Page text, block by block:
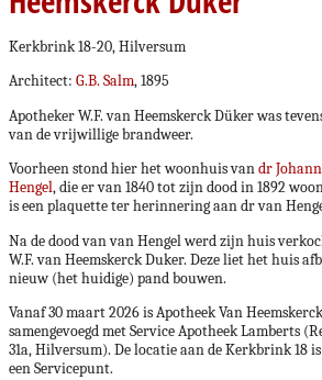
Kerkbrink 18-20, Hilversum
Architect: G.B. Salm, 1895
Apotheker W.F. van Heemskerck Düker was
van de vrijwillige brandweer.
Voorheen stond hier het woonhuis vandr
Hengel, die er van 1840 tot zijn dood in 1892
is een plaquette ter herinnering aan dr van
Na de dood van van Hengel werd zijn huis
W.F. van Heemskerck Duker. Deze liet het huis
nieuw (het huidige) pand bouwen.
Vanaf 30 maart 2026 is Apotheek Van
samengevoegd met Service Apotheek Lamberts
31a, Hilversum). De locatie aan de Kerkbrink 18
een Servicepunt.